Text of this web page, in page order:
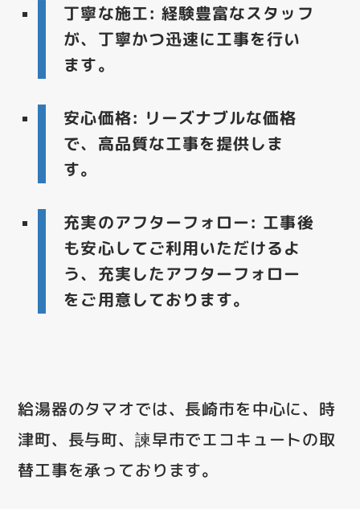
丁寧な施工: 経験豊富なスタッフ
が、丁寧かつ迅速に工事を行い
ます。
安心価格: リーズナブルな価格
で、高品質な工事を提供しま
す。
充実のアフターフォロー: 工事後
も安心してご利用いただけるよ
う、充実したアフターフォロー
をご用意しております。
給湯器のタマオでは、長崎市を中心に、時
津町、長与町、諫早市でエコキュートの取
替工事を承っております。